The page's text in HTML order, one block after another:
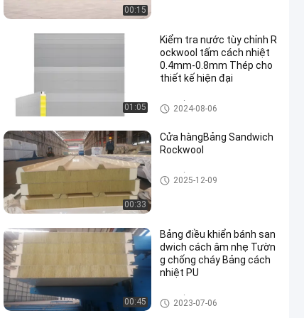
00:15
01:05
Kiểm tra nước tùy chỉnh R
ockwool tấm cách nhiệt
0.4mm-0.8mm Thép cho
thiết kế hiện đại
Các tấm sandwich cách nhiệt
2024-08-06
00:33
Cửa hàngBảng Sandwich
Rockwool
Các tấm sandwich cách nhiệt
2025-12-09
00:45
Bảng điều khiển bánh san
dwich cách âm nhẹ Tườn
g chống cháy Bảng cách
nhiệt PU
Các tấm sandwich cách nhiệt
2023-07-06